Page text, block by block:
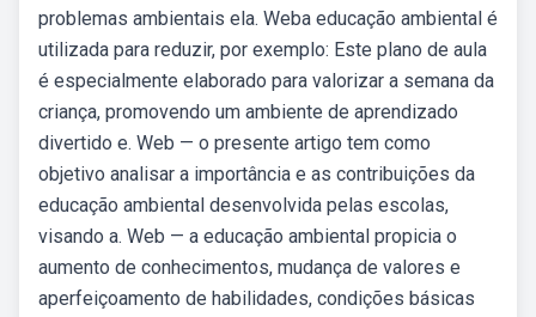
problemas ambientais ela. Weba educação ambiental é
utilizada para reduzir, por exemplo: Este plano de aula
é especialmente elaborado para valorizar a semana da
criança, promovendo um ambiente de aprendizado
divertido e. Web — o presente artigo tem como
objetivo analisar a importância e as contribuições da
educação ambiental desenvolvida pelas escolas,
visando a. Web — a educação ambiental propicia o
aumento de conhecimentos, mudança de valores e
aperfeiçoamento de habilidades, condições básicas